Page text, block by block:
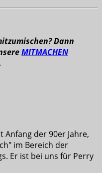
Dann
MITMACHEN
Anfang der 90er Jahre,
im Bereich der
Er ist bei uns für Perry